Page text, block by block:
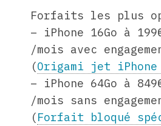
Forfaits les plus
– iPhone 16Go à
/mois avec
(Origami jet iPhone
– iPhone 64Go à
/mois sans
(Forfait bloqué